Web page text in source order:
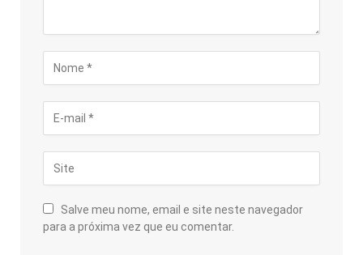
Salve meu nome, email e site neste navegador
para a próxima vez que eu comentar.